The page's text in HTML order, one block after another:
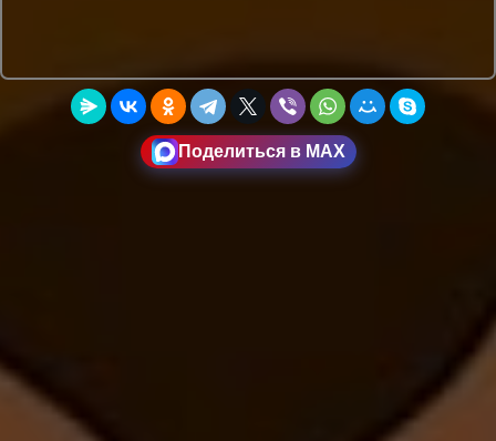
Поделиться в MAX